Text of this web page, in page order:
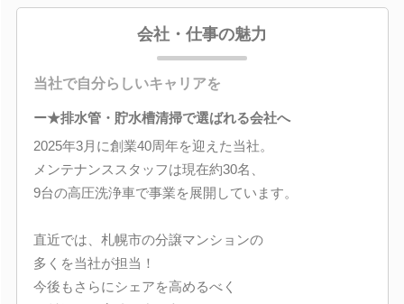
会社・仕事の魅力
当社で自分らしいキャリアを
ー★排水管・貯水槽清掃で選ばれる会社へ
2025年3月に創業40周年を迎えた当社。
メンテナンススタッフは現在約30名、
9台の高圧洗浄車で事業を展開しています。
直近では、札幌市の分譲マンションの
多くを当社が担当！
今後もさらにシェアを高めるべく